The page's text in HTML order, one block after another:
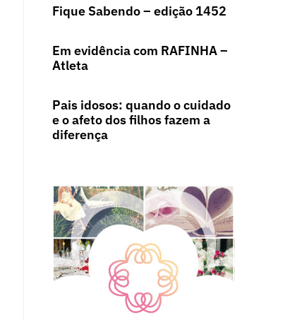
Fique Sabendo – edição 1452
Em evidência com RAFINHA –
Atleta
Pais idosos: quando o cuidado
e o afeto dos filhos fazem a
diferença